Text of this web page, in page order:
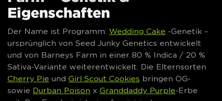
Eigenschaften
Der Name ist Programm: Wedding Cake -Genetik –
ursprünglich von Seed Junky Genetics entwickelt
und von Barneys Farm in einer 80 % Indica / 20 %
Sativa-Variante weiterentwickelt. Die Elternsorten
Cherry Pie und Girl Scout Cookies bringen OG-
sowie Durban Poison x Granddaddy Purple-Erbe